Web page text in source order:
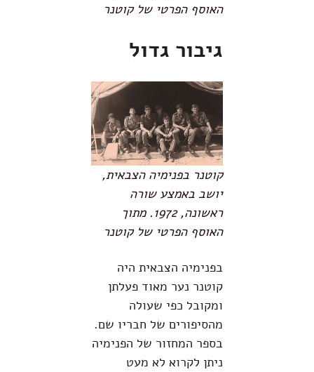
האוסף הפרטי של קוטנר
גיבור גדול
קוטנר בפנימיה הצבאית,
יושב באמצע שורה
ראשונה, 1972. מתוך
האוסף הפרטי של קוטנר
בפנימיה הצבאית היה
קוטנר נער מאוד פעלתן
ומקובל כפי שעולה
מהסיפורים של חבריו שם.
בספר המחזור של הפנימיה
ניתן לקרוא לא מעט